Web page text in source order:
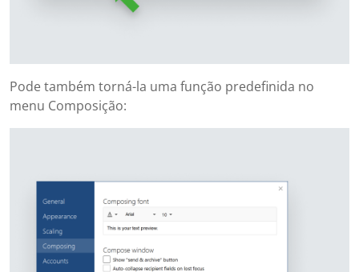
Pode também torná-la uma função predefinida no
menu Composição: